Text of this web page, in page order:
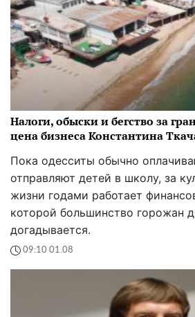
Налоги, обыски и бегство за
цена бизнеса Константина
Пока одесситы обычно
отправляют детей в школу, за
жизни годами работает
которой большинство горожан
догадывается.
09:10 01.08